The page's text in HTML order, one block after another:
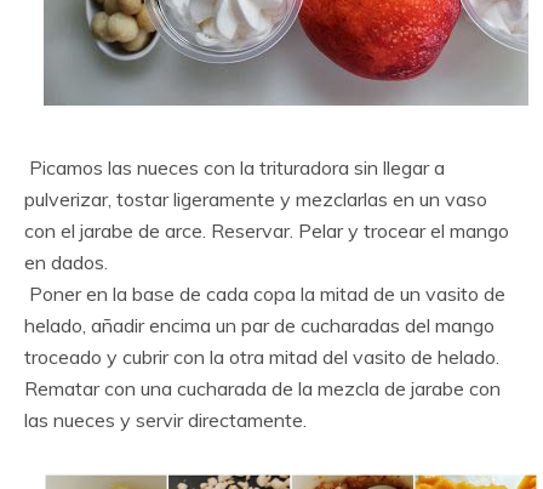
Picamos las nueces con la trituradora sin llegar a
pulverizar, tostar ligeramente y mezclarlas en un vaso
con el jarabe de arce. Reservar. Pelar y trocear el mango
en dados.
Poner en la base de cada copa la mitad de un vasito de
helado, añadir encima un par de cucharadas del mango
troceado y cubrir con la otra mitad del vasito de helado.
Rematar con una cucharada de la mezcla de jarabe con
las nueces y servir directamente.